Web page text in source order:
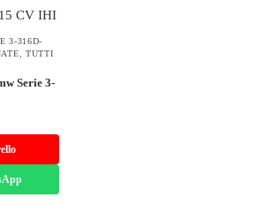
3-316D-
TUTTI
Serie 3-